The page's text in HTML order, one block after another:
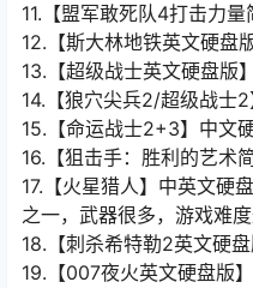
11.【盟军敢死队4打击力量
12.【斯大林地铁英文硬盘
13.【超级战士英文硬盘版】
14.【狼穴尖兵2/超级战士
15.【命运战士2+3】中文
16.【狙击手：胜利的艺术
17.【火星猎人】中英文硬
之一，武器很多，游戏难度
18.【刺杀希特勒2英文硬盘
19.【007夜火英文硬盘版】